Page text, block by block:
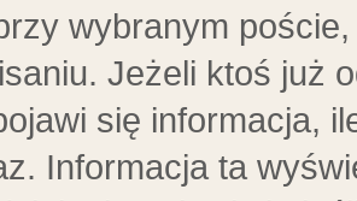
wybranym
Jeżeli ktoś już
się informacja,
Informacja ta